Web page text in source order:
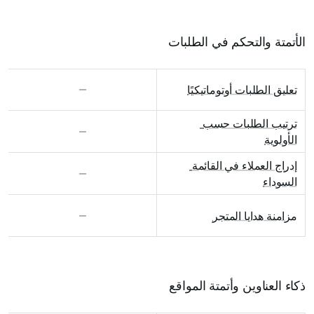
الأتمتة والتحكم في الطلبات
تعليق الطلبات أوتوماتيكيًا
الأولوية
السوداء
مزامنة هدايا المتجر
ذكاء العناوين وأتمتة المواقع